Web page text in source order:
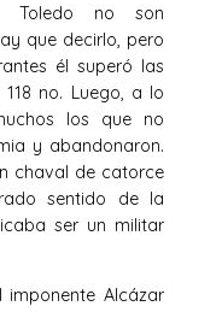
Toledo no son
que decirlo, pero
él superó las
no. Luego, a lo
los que no
y abandonaron.
chaval de catorce
sentido de la
ser un militar
imponente Alcázar